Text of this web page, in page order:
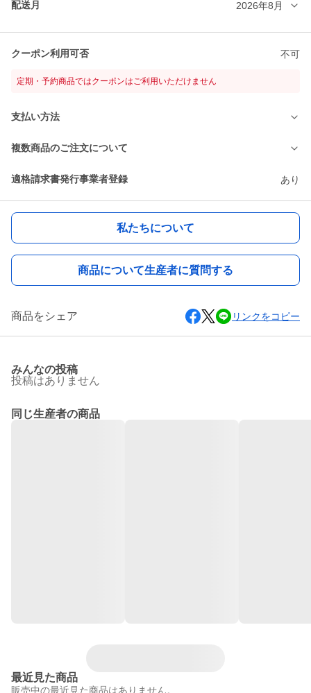
配送月 2026年8月
クーポン利用可否 不可
定期・予約商品ではクーポンはご利用いただけません
支払い方法
複数商品のご注文について
適格請求書発行事業者登録 あり
私たちについて
商品について生産者に質問する
商品をシェア リンクをコピー
みんなの投稿
投稿はありません
同じ生産者の商品
最近見た商品
販売中の最近見た商品はありません。